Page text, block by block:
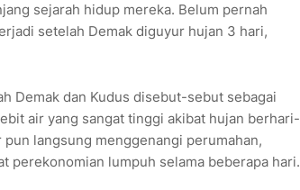
sejarah hidup mereka. Belum pernah
setelah Demak diguyur hujan 3 hari,
Demak dan Kudus disebut-sebut sebagai
air yang sangat tinggi akibat hujan berhari-
langsung menggenangi perumahan,
perekonomian lumpuh selama beberapa hari.